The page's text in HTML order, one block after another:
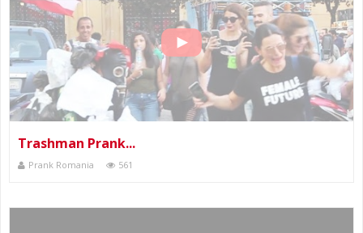
Trashman Prank...
Prank Romania 561